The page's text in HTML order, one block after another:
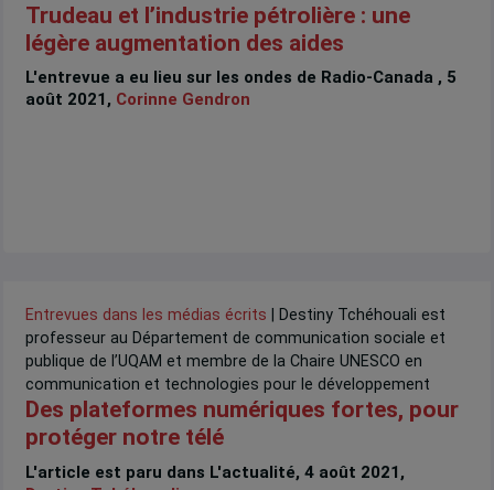
Trudeau et l’industrie pétrolière : une
légère augmentation des aides
L'entrevue a eu lieu sur les ondes de Radio-Canada , 5
août 2021, Corinne Gendron
Entrevues dans les médias écrits | Destiny Tchéhouali est
professeur au Département de communication sociale et
publique de l’UQAM et membre de la Chaire UNESCO en
communication et technologies pour le développement
Des plateformes numériques fortes, pour
protéger notre télé
L'article est paru dans L'actualité, 4 août 2021,